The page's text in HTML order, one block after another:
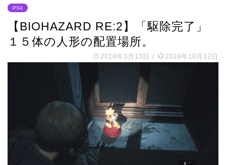
PS4
【BIOHAZARD RE:2】「駆除完了」
１５体の人形の配置場所。
2019年3月13日 / 2019年10月12日